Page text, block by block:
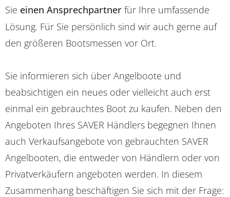
Sie einen Ansprechpartner für Ihre umfassende
Lösung. Für Sie persönlich sind wir auch gerne auf
den größeren Bootsmessen vor Ort.
Sie informieren sich über Angelboote und
beabsichtigen ein neues oder vielleicht auch erst
einmal ein gebrauchtes Boot zu kaufen. Neben den
Angeboten Ihres SAVER Händlers begegnen Ihnen
auch Verkaufsangebote von gebrauchten SAVER
Angelbooten, die entweder von Händlern oder von
Privatverkäufern angeboten werden. In diesem
Zusammenhang beschäftigen Sie sich mit der Frage: